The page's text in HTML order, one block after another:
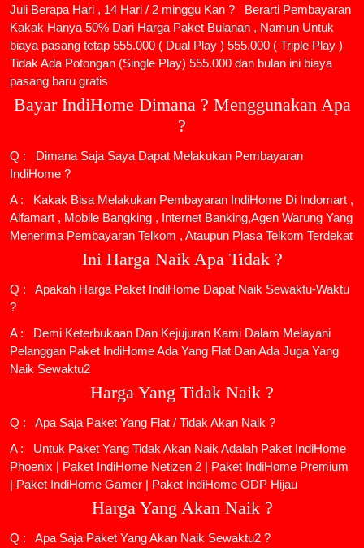
Juli Berapa Hari , 14 Hari / 2 minggu Kan ? Berarti Pembayaran
Kakak Hanya 50% Dari Harga Paket Bulanan , Namun Untuk
biaya pasang tetap 555.000 ( Dual Play ) 555.000 ( Triple Play )
Tidak Ada Potongan (Single Play) 555.000 dan bulan ini biaya
pasang baru gratis
Bayar IndiHome Dimana ? Menggunakan Apa
?
Q : Dimana Saja Saya Dapat Melakukan Pembayaran
IndiHome ?
A : Kakak Bisa Melakukan Pembayaran IndiHome Di Indomart ,
Alfamart , Mobile Bangking , Internet Banking,Agen Warung Yang
Menerima Pembayaran Telkom , Ataupun Plasa Telkom Terdekat
Ini Harga Naik Apa Tidak ?
Q : Apakah Harga Paket IndiHome Dapat Naik Sewaktu-Waktu
?
A : Demi Keterbukaan Dan Kejujuran Kami Dalam Melayani
Pelanggan Paket IndiHome Ada Yang Flat Dan Ada Juga Yang
Naik Sewaktu2
Harga Yang Tidak Naik ?
Q : Apa Saja Paket Yang Flat / Tidak Akan Naik ?
A : Untuk Paket Yang Tidak Akan Naik Adalah Paket IndiHome
Phoenix | Paket IndiHome Netizen 2 | Paket IndiHome Premium
| Paket IndiHome Gamer | Paket IndiHome ODP Hijau
Harga Yang Akan Naik ?
Q : Apa Saja Paket Yang Akan Naik Sewaktu2 ?